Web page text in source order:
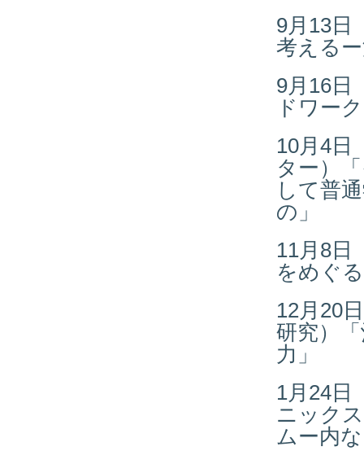
9月13日
考える
9月16日
ドワー
10月4
ター）
して普
の」
11月8日
をめぐ
12月20
研究）
力」
1月24
ニック
ムー内